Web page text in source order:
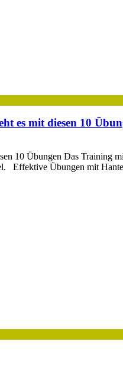
es mit diesen 10
10 Übungen Das
Effektive Übungen mit